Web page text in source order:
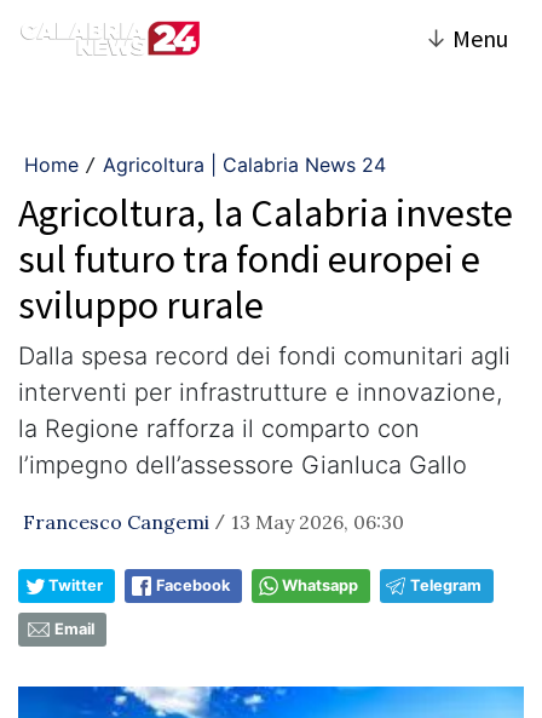
↓ Menu
Home / Agricoltura | Calabria News 24
Agricoltura, la Calabria investe
sul futuro tra fondi europei e
sviluppo rurale
Dalla spesa record dei fondi comunitari agli
interventi per infrastrutture e innovazione,
la Regione rafforza il comparto con
l’impegno dell’assessore Gianluca Gallo
Francesco Cangemi / 13 May 2026, 06:30
Twitter Facebook Whatsapp Telegram
Email